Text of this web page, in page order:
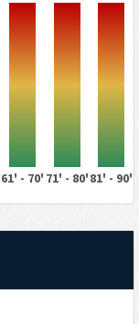
61' - 70' 71' - 80'81' - 90'